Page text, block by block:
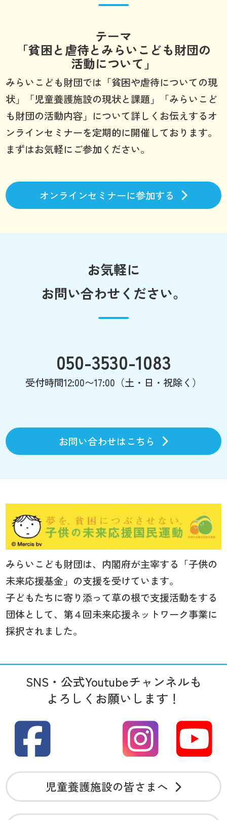
テーマ
「貧困と虐待とみらいこども財団の
活動について」
みらいこども財団では「貧困や虐待についての現
状」「児童養護施設の現状と課題」「みらいこど
も財団の活動内容」について詳しくお伝えするオ
ンラインセミナーを定期的に開催しております。
まずはお気軽にご参加ください。
オンラインセミナーに参加する
お気軽に
お問い合わせください。
050-3530-1083
受付時間12:00〜17:00（土・日・祝除く）
お問い合わせはこちら
みらいこども財団は、内閣府が主宰する「子供の
未来応援基金」の支援を受けています。
子どもたちに寄り添って草の根で支援活動をする
団体として、第４回未来応援ネットワーク事業に
採択されました。
SNS・公式Youtubeチャンネルも
よろしくお願いします！
児童養護施設の皆さまへ